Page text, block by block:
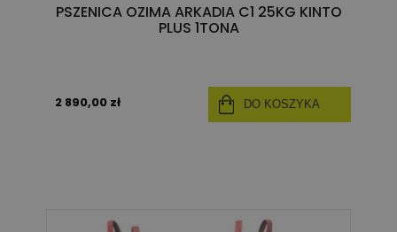
PSZENICA OZIMA ARKADIA C1 25KG KINTO
PLUS 1TONA
2 890,00 zł DO KOSZYKA